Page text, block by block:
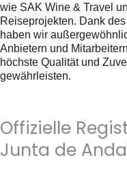
wie SAK Wine & Travel
Reiseprojekten. Dank
haben wir
Anbietern und
höchste Qualität und
gewährleisten.
Offizielle
Junta de